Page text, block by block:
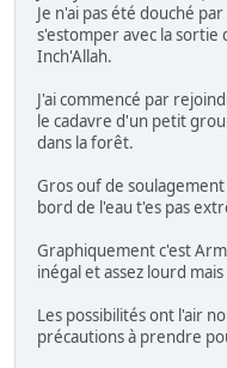
Je n'ai pas été douché
s'estomper avec la sortie
Inch'Allah.
J'ai commencé par
le cadavre d'un petit
dans la forêt.
Gros ouf de
bord de l'eau t'es pas
Graphiquement c'est
inégal et assez lourd
Les possibilités ont l'air
précautions à prendre